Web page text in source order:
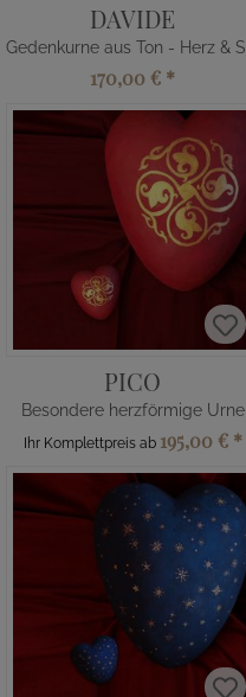
DAVIDE
170,00 € *
PICO
Besondere herzförmige Urne
Ihr Komplettpreis ab 195,00 € *